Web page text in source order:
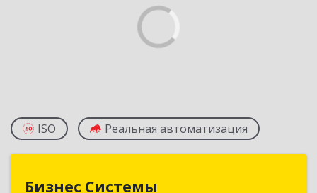
ISO Реальная автоматизация
Бизнес Системы